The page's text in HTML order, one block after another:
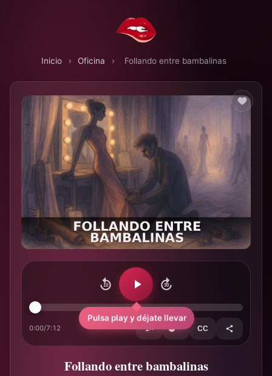
Inicio › Oficina › Follando entre bambalinas
10 30
0:00/7:12 1× CC
Pulsa play y déjate llevar
Follando entre bambalinas